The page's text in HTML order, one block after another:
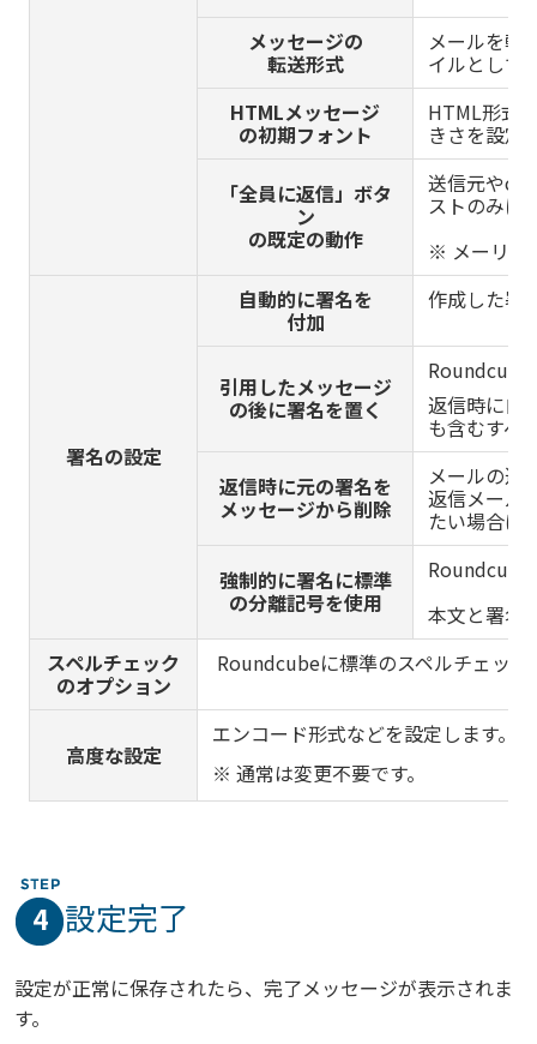
メッセージの
転送形式
メールを転
イルとして
HTMLメッセージ
の初期フォント
HTML形式
きさを設定
「全員に返信」ボタ
ン
の既定の動作
送信元やcc
ストのみに
※ メーリン
署名の設定
自動的に署名を
付加
作成した署
引用したメッセージ
の後に署名を置く
Roundcube
返信時に自
も含むすべ
返信時に元の署名を
メッセージから削除
メールの返
返信メール
たい場合は
強制的に署名に標準
の分離記号を使用
Roundcube
本文と署名
スペルチェック
のオプション
Roundcubeに標準のスペルチェッ
高度な設定
エンコード形式などを設定します。
※ 通常は変更不要です。
4 設定完了
設定が正常に保存されたら、完了メッセージが表示されま
す。